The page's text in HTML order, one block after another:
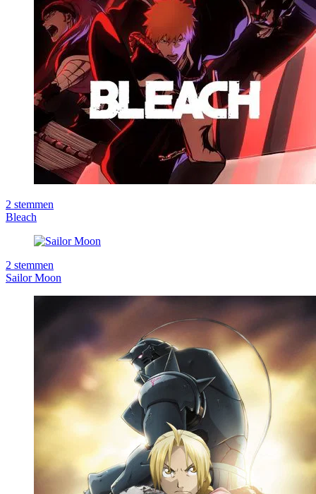
2 stemmen
Bleach
2 stemmen
Sailor Moon